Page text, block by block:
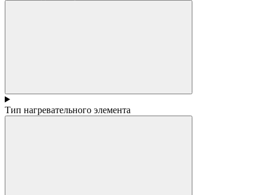
Тип нагревательного элемента